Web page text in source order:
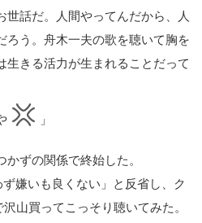
世話だ。人間やってんだから、人
ろう。舟木一夫の歌を聴いて胸を
生きる活力が生まれることだって
」
ずの関係で終始した。
嫌いも良くない」と反省し、ク
山買ってこっそり聴いてみた。